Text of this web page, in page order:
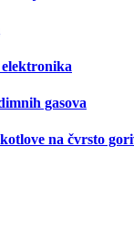
gasova
na čvrsto